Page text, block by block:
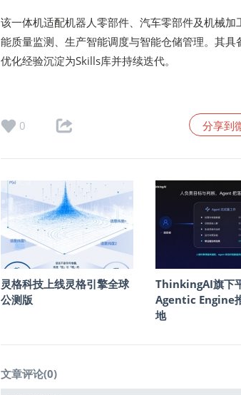
该一体机适配机器人零部件、汽车零部件及机械
能质量监测、生产智能调度与智能仓储管理。其
优化经验沉淀为Skills库并持续迭代。
0 分享到
灵格科技上线灵格引擎全球
公测版
ThinkingAI旗下
Agentic Engine
地
文章评论(0)